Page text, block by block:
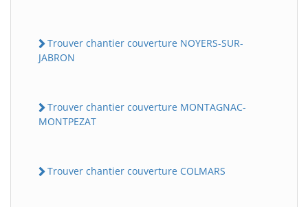
Trouver chantier couverture NOYERS-SUR-
JABRON
Trouver chantier couverture MONTAGNAC-
MONTPEZAT
Trouver chantier couverture COLMARS